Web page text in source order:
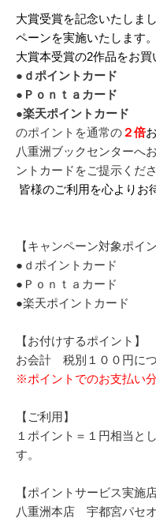
大賞受賞を記念いたしま
ペーンを実施いたします。
大賞本受賞の2作品をお買
●ｄポイントカード
●Ｐｏｎｔａカード
●楽天ポイントカード
のポイントを通常の ２倍
八重洲ブックセンターへ
ントカードをご提示くださ
皆様のご利用を心よりお
【キャンペーン対象ポイ
●ｄポイントカード
●Ｐｏｎｔａカード
●楽天ポイントカード
【お付けするポイント】
お会計 税別１００円に
※ポイントでのお支払い
【ご利用】
１ポイント＝１円相当と
す。
【ポイントサービス実施店
八重洲本店 宇都宮パセ